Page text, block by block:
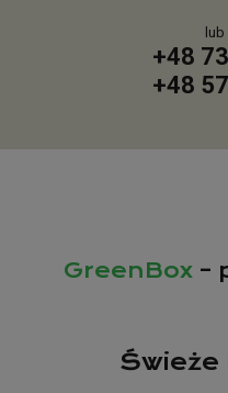
+48
+48
GreenBox –